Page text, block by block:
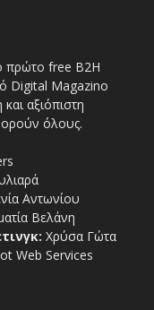
πρώτο free Β2Η
Digital Magazino
αξιόπιστη
όλους.
Αντωνίου
Βελάνη
Χρύσα Γώτα
Web Services